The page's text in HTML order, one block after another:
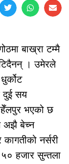
बाख्रा टम्मै
। उमेरले
दुई सय
भएको छ
अझै बेच्न
नर्सरी
हजार सुन्तला